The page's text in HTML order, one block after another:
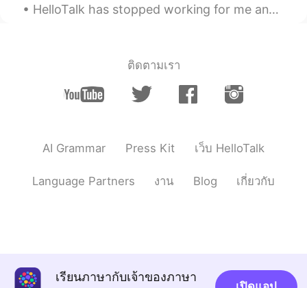
Omg Is there any saving feature in this
No way!! I can’t believe all of these places
are in the UK
JP EN
How beautiful!!!🦋🌈 I want to go there!😊
Yoshie 2020.09.07 10:50
HelloTalk has stopped working for me and all of my chats are gone, along with it not showing any ...
ติดตามเรา
AI Grammar Press Kit เว็บ HelloTalk
Language Partners งาน Blog เกี่ยวกับ
เรียนภาษากับเจ้าของภาษา